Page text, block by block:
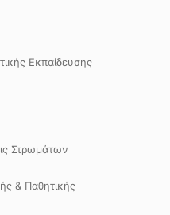
Εκπαίδευσης
Στρωμάτων
& Παθητικής